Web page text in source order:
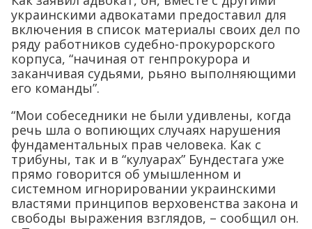
украинскими адвокатами предоставил для
включения в список материалы своих дел по
ряду работников судебно-прокурорского
корпуса, “начиная от генпрокурора и
заканчивая судьями, рьяно выполняющими
его команды”.
“Мои собеседники не были удивлены, когда
речь шла о вопиющих случаях нарушения
фундаментальных прав человека. Как с
трибуны, так и в “кулуарах” Бундестага уже
прямо говорится об умышленном и
системном игнорировании украинскими
властями принципов верховенства закона и
свободы выражения взглядов, – сообщил он.